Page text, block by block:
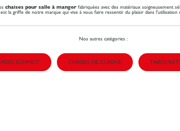
chaises pour salle à mangerfabriquées avec des matériaux soigneusement
la griffe de notre marque qui vise à vous faire ressentir du plaisir dans
Nos autres catégories :
SCHMIDT CHAISES DE CUISINE